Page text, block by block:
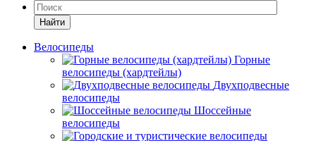
Найти
Велосипеды
Горные
велосипеды (хардтейлы)
Двухподвесные
велосипеды
Шоссейные
велосипеды